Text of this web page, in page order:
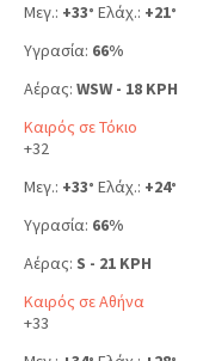
Μεγ.: +33° Ελάχ.: +21°
Υγρασία: 66%
Αέρας: WSW - 18 KPH
Καιρός σε Τόκιο
+32
Μεγ.: +33° Ελάχ.: +24°
Υγρασία: 66%
Αέρας: S - 21 KPH
Καιρός σε Αθήνα
+33